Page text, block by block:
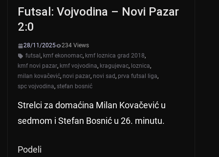
Futsal: Vojvodina – Novi Pazar
2:0
28/11/2025
234 Views
futsal , kmf ekonomac, kmf loznica grad 2018,
kmf novi pazar, kmf vojvodina, kragujevac, loznica,
milan kovačević, novi pazar, novi sad, prva futsal liga,
spc vojvodina, stefan bosnić
Strelci za domaćina Milan Kovačević u
sedmom i Stefan Bosnić u 26. minutu.
Podeli